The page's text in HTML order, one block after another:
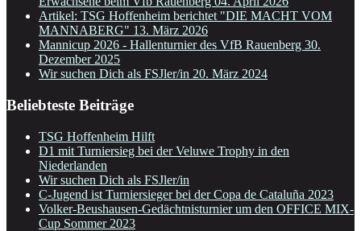
Artikel: TSG Hoffenheim berichtet "DIE MACHT VOM
MANNABERG" 13. März 2026
Mannicup 2026 - Hallenturnier des VfB Rauenberg 30.
Dezember 2025
Wir suchen Dich als FSJler/in 20. März 2024
Beliebteste Beiträge
TSG Hoffenheim Hilft
D1 mit Turniersieg bei der Veluwe Trophy in den
Niederlanden
Wir suchen Dich als FSJler/in
C-Jugend ist Turniersieger bei der Copa de Cataluña 2023
Volker-Beushausen-Gedächtnisturnier um den OFFICE MIX-
Cup Sommer 2023